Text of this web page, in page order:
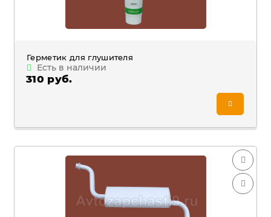
Герметик для глушителя
Есть в наличии
310 руб.